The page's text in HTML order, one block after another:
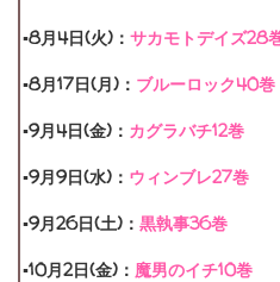
▪8月4日(火)： サカモトデイズ28
▪8月17日(月)： ブルーロック40巻
▪9月4日(金)： カグラバチ12巻
▪9月9日(水)： ウィンブレ27巻
▪9月26日(土)： 黒執事36巻
▪10月2日(金)： 魔男のイチ10巻